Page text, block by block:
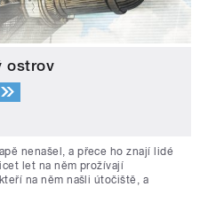
ostrov
nenašel, a přece ho znají lidé
let na něm prožívají
na něm našli útočiště, a